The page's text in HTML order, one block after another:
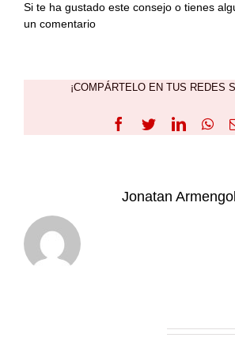
Si te ha gustado este consejo o tienes
un comentario
¡COMPÁRTELO EN TUS REDES
Facebook
Twitter
Jonatan Armengol